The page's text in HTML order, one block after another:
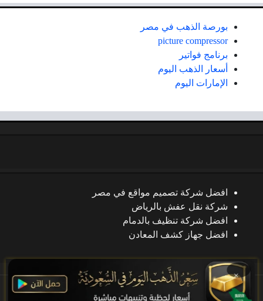
بورصة الذهب في مصر
picture compressor
برنامج فواتير
أسعار الذهب اليوم
الإمارات اليوم
افضل شركة تصميم مواقع في مصر
شركة نقل عفش بالرياض
افضل شركة تنظيف بالدمام
افضل جهاز كشف المعادن
×